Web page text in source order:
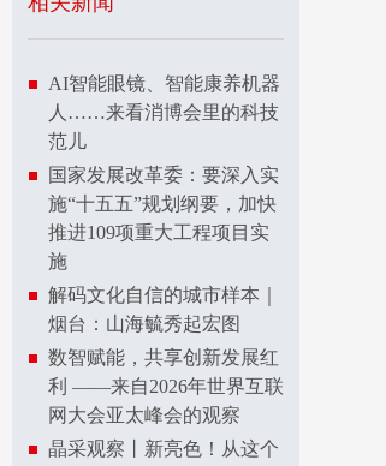
AI智能眼镜、智能康养机器
人……来看消博会里的科技
范儿
国家发展改革委：要深入实
施“十五五”规划纲要，加快
推进109项重大工程项目实
施
解码文化自信的城市样本｜
烟台：山海毓秀起宏图
数智赋能，共享创新发展红
利 ——来自2026年世界互联
网大会亚太峰会的观察
晶采观察丨新亮色！从这个